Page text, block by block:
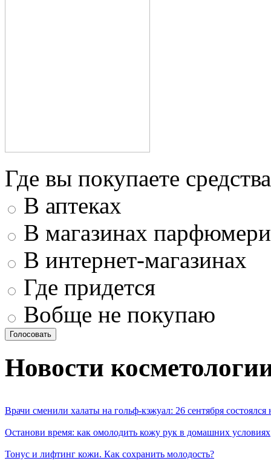
Где вы покупаете
В аптеках
В магазинах
В интернет-магазинах
Где придется
Вобще не покупаю
Новости
Врачи сменили халаты на гольф-кэжуал: 26 сентября
Останови время: как омолодить кожу рук в домашних условиях
Тонус и лифтинг кожи. Как сохранить молодость?